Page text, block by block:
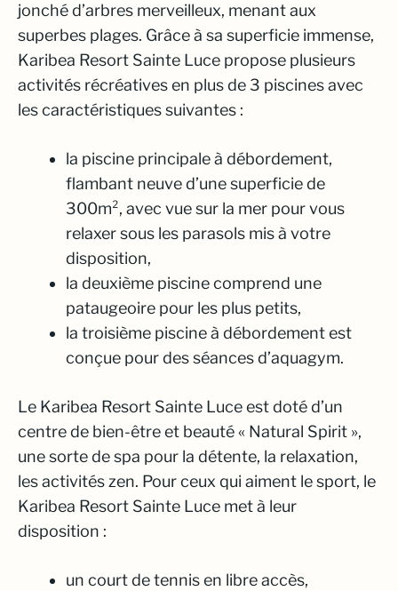
jonché d’arbres merveilleux, menant aux
superbes plages. Grâce à sa superficie immense,
Karibea Resort Sainte Luce propose plusieurs
activités récréatives en plus de 3 piscines avec
les caractéristiques suivantes :
la piscine principale à débordement,
flambant neuve d’une superficie de
300m², avec vue sur la mer pour vous
relaxer sous les parasols mis à votre
disposition,
la deuxième piscine comprend une
pataugeoire pour les plus petits,
la troisième piscine à débordement est
conçue pour des séances d’aquagym.
Le Karibea Resort Sainte Luce est doté d’un
centre de bien-être et beauté « Natural Spirit »,
une sorte de spa pour la détente, la relaxation,
les activités zen. Pour ceux qui aiment le sport, le
Karibea Resort Sainte Luce met à leur
disposition :
un court de tennis en libre accès,